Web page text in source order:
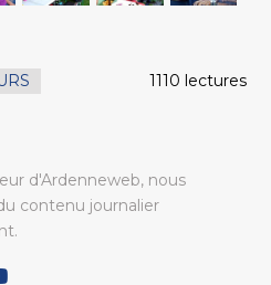
1110 lectures
d'Ardenneweb, nous
contenu journalier